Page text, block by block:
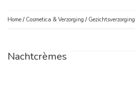
Home / Cosmetica & Verzorging / Gezichtsverzorging
Nachtcrèmes